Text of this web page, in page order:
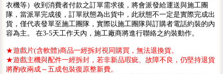
衣機等）收到消費者付款之訂單需求後，將會派發給運送與施工團
隊，當派單完成後，訂單狀態為出貨中，此狀態不一定是實際完成出
貨，僅代表發單至施工團隊，實際以施工團隊與訂購者電話約裝的內
容為主。 在3-5天工作天內，施工廠商將進行聯絡之約裝動作。
★遊戲片(含軟體)商品一經拆封視同購買，無法退換貨。
★遊戲主機與配件一經拆封，若非新品瑕疵、故障不良，仍堅持退貨
將酌收兩成～五成包裝復原整新費。